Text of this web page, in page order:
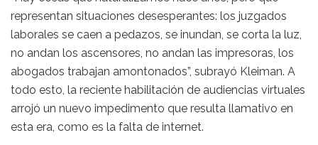
representan situaciones desesperantes: los juzgados
laborales se caen a pedazos, se inundan, se corta la luz,
no andan los ascensores, no andan las impresoras, los
abogados trabajan amontonados”, subrayó Kleiman. A
todo esto, la reciente habilitación de audiencias virtuales
arrojó un nuevo impedimento que resulta llamativo en
esta era, como es la falta de internet.